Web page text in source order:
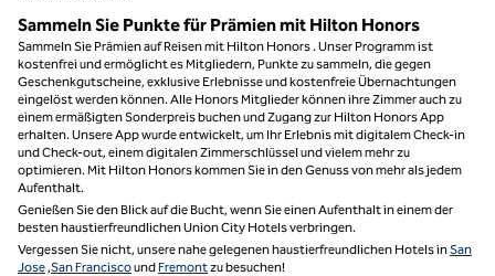
Sammeln Sie Punkte für Prämien mit Hilton Honors
Sammeln Sie Prämien auf Reisen mit Hilton Honors . Unser Programm ist
kostenfrei und ermöglicht es Mitgliedern, Punkte zu sammeln, die gegen
Geschenkgutscheine, exklusive Erlebnisse und kostenfreie Übernachtungen
eingelöst werden können. Alle Honors Mitglieder können ihre Zimmer auch zu
einem ermäßigten Sonderpreis buchen und Zugang zur Hilton Honors App
erhalten. Unsere App wurde entwickelt, um Ihr Erlebnis mit digitalem Check-in
und Check-out, einem digitalen Zimmerschlüssel und vielem mehr zu
optimieren. Mit Hilton Honors kommen Sie in den Genuss von mehr als jedem
Aufenthalt.
Genießen Sie den Blick auf die Bucht, wenn Sie einen Aufenthalt in einem der
besten haustierfreundlichen Union City Hotels verbringen.
Vergessen Sie nicht, unsere nahe gelegenen haustierfreundlichen Hotels inSan
Jose,San FranciscoundFremontzu besuchen!